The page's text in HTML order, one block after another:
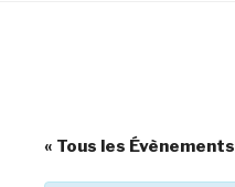
« Tous les Évènements